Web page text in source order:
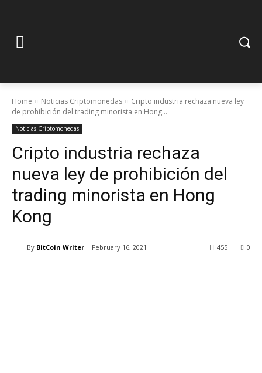
Home Noticias Criptomonedas
Cripto industria rechaza nueva ley
de prohibición del trading minorista en Hong...
Noticias Criptomonedas
Cripto industria rechaza
nueva ley de prohibición del
trading minorista en Hong
Kong
By BitCoin Writer February 16, 2021 0
455